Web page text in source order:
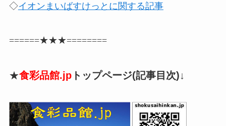
◇イオンまいばすけっとに関する記事
======★★★========
★食彩品館.jpトップページ(記事目次)↓